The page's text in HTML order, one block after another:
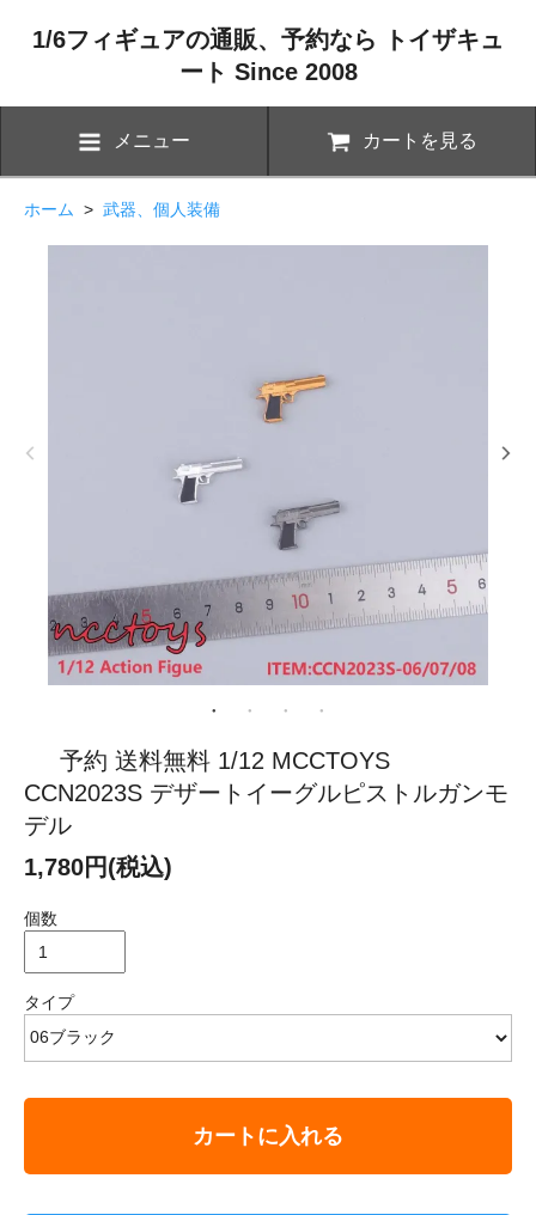
1/6フィギュアの通販、予約なら トイザキュ
ート Since 2008
メニュー カートを見る
ホーム > 武器、個人装備
予約 送料無料 1/12 MCCTOYS
CCN2023S デザートイーグルピストルガンモ
デル
1,780円(税込)
個数
タイプ
カートに入れる